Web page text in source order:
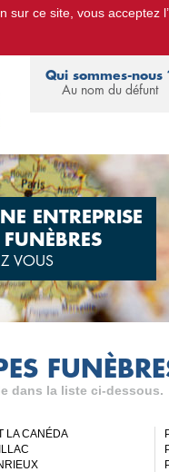
Obsèques :devis
Qui sommes-nous
Au nom du défunt
ENTREPRISE
VOUS
dans la liste ci-dessous.
LA CANÉDA
sur ce site, vous